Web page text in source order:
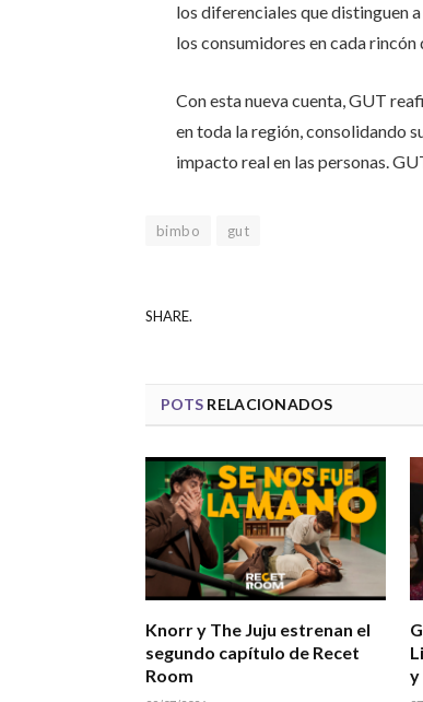
los diferenciales que distinguen
los consumidores en cada rincón
Con esta nueva cuenta, GUT
en toda la región, consolidando
impacto real en las personas.
bimbo gut
SHARE.
POTS RELACIONADOS
Knorr y The Juju estrenan el
segundo capítulo de Recet
Room
y